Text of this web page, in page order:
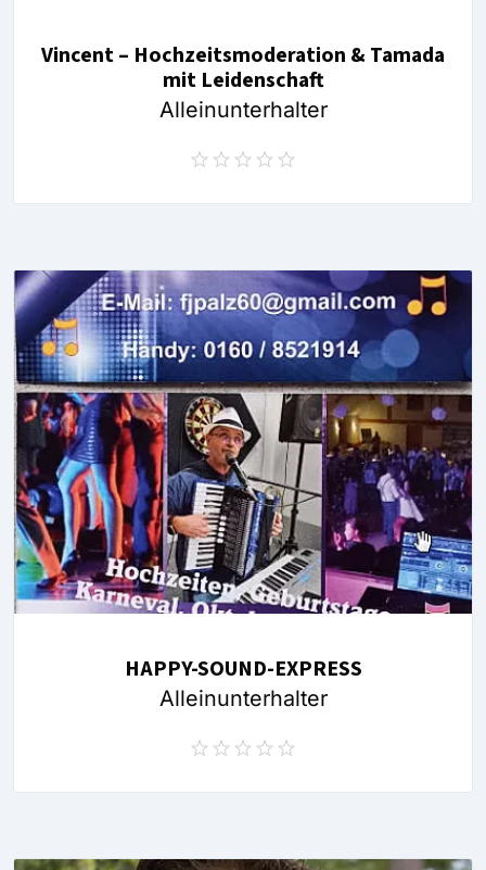
Vincent – Hochzeitsmoderation & Tamada
mit Leidenschaft
Alleinunterhalter
HAPPY-SOUND-EXPRESS
Alleinunterhalter